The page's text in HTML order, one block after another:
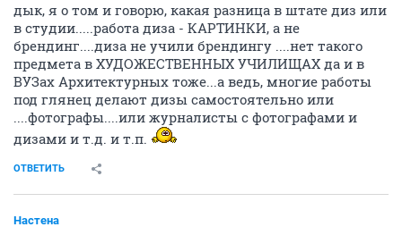
дык, я о том и говорю, какая разница в штате диз или
в студии.....работа диза - КАРТИНКИ, а не
брендинг....диза не учили брендингу ....нет такого
предмета в ХУДОЖЕСТВЕННЫХ УЧИЛИЩАХ да и в
ВУЗах Архитектурных тоже...а ведь, многие работы
под глянец делают дизы самостоятельно или
....фотографы....или журналисты с фотографами и
дизами и т.д. и т.п.
ОТВЕТИТЬ
Настена